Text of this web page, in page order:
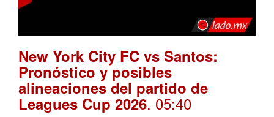
New York City FC vs Santos:
Pronóstico y posibles
alineaciones del partido de
Leagues Cup 2026. 05:40